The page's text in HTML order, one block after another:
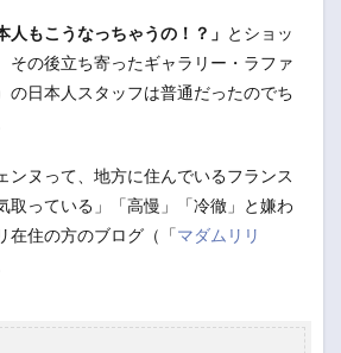
人もこうなっちゃうの！？」 とショッ
その後立ち寄ったギャラリー・ラファ
の日本人スタッフは普通だったのでち
ンヌって、地方に住んでいるフランス
取っている」「高慢」「冷徹」と嫌わ
在住の方のブログ（「マダムリリ